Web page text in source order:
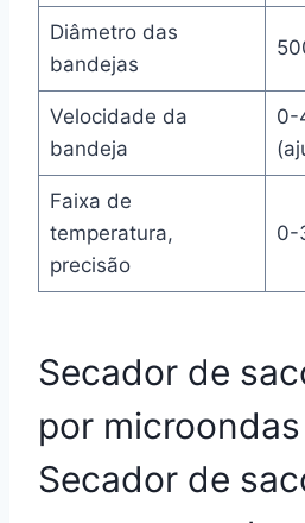
Diâmetro das
bandejas
Velocidade da
bandeja
0-
Faixa de
temperatura,
precisão
0-
Secador de
por
Secador de